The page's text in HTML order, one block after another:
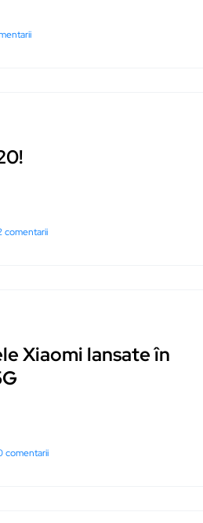
comentarii
Xiaomi lansate în
comentarii